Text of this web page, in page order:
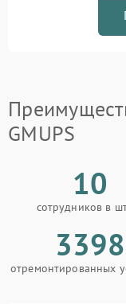
GMUPS
10
сотрудников в
3398
отремонтированных